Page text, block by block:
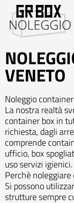
contenuto
VENETO
Noleggio
La nostra realtà
container box in
richiesta, dagli
comprende
ufficio, box
uso servizi igienici.
Perchè
Si possono
strutture sempre